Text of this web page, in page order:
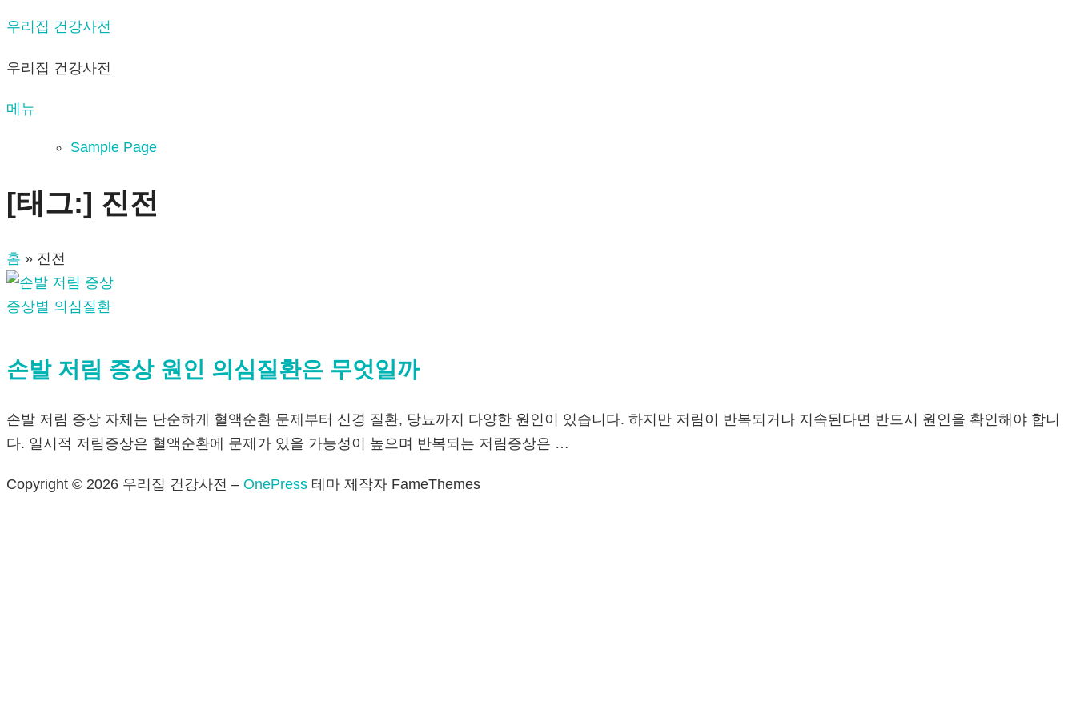
내
으
기
우리집 건강사전
우리집 건강사전
메뉴
Sample Page
[태그:] 진전
홈 » 진전
증상별 의심질환
손발 저림 증상 원인 의심질환은 무엇일까
손발 저림 증상 자체는 단순하게 혈액순환 문제부터 신경 질환, 당뇨까지 다양한 원인이 있습니다. 하지만 저림이 반복되거나 지속된다면 반드시 원인을 확인해야 합니
다. 일시적 저림증상은 혈액순환에 문제가 있을 가능성이 높으며 반복되는 저림증상은 …
Copyright © 2026 우리집 건강사전 – OnePress 테마 제작자 FameThemes